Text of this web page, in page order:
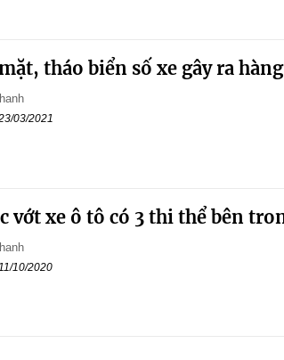
tháo biển số xe gây ra
03/2021
vớt xe ô tô có 3 thi thể bên
10/2020